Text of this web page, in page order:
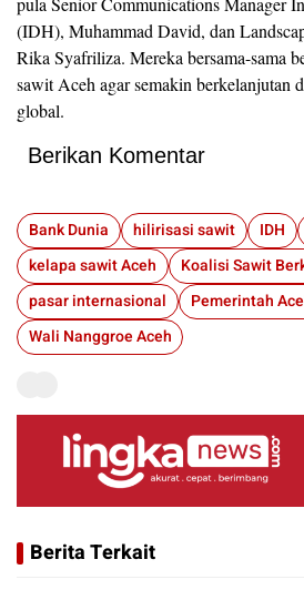
(IDH), Muhammad David, dan
Rika Syafriliza. Mereka bersama-sama
sawit Aceh agar semakin berkelanjutan
global.
Berikan Komentar
Bank Dunia hilirisasi sawit IDH
kelapa sawit Aceh
Koalisi Sawit
pasar internasional
Pemerintah
Wali Nanggroe Aceh
Berita Terkait